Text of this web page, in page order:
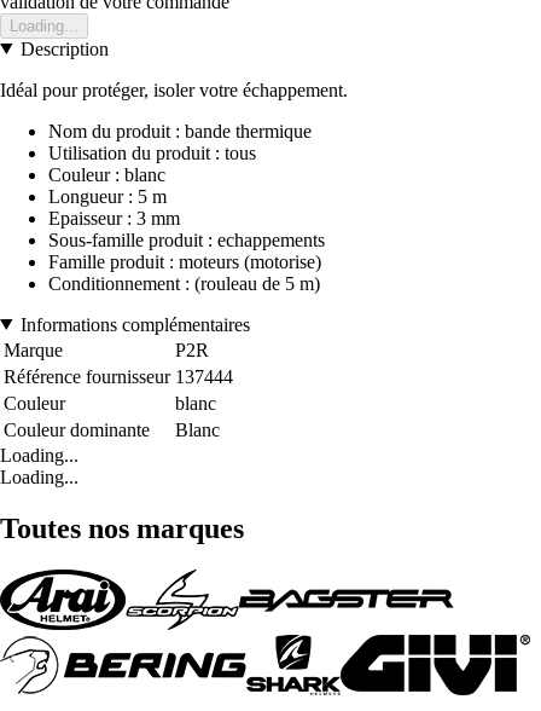
Loading...
Description
Idéal pour protéger, isoler votre échappement.
Nom du produit : bande thermique
Utilisation du produit : tous
Couleur : blanc
Longueur : 5 m
Epaisseur : 3 mm
Sous-famille produit : echappements
Famille produit : moteurs (motorise)
Conditionnement : (rouleau de 5 m)
Informations complémentaires
Marque
P2R
Référence fournisseur 137444
Couleur
blanc
Couleur dominante
Blanc
Loading...
Loading...
Toutes nos marques